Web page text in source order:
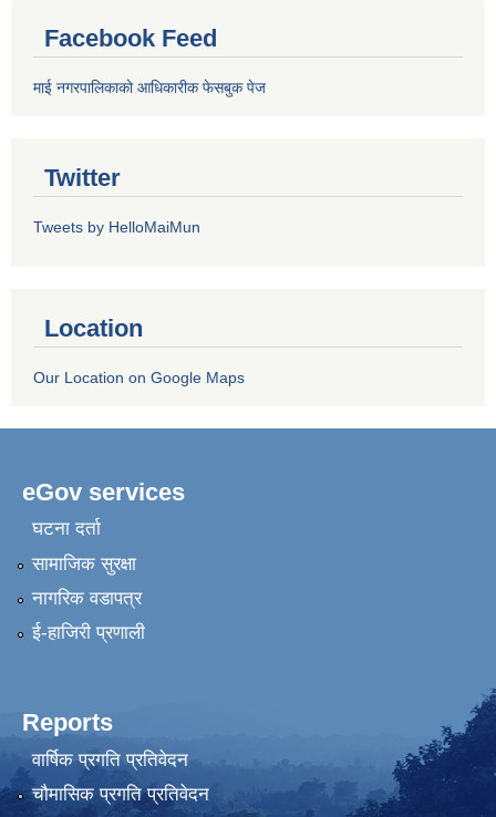
Facebook Feed
माई नगरपालिकाको आधिकारीक फेसबुक पेज
Twitter
Tweets by HelloMaiMun
Location
Our Location on Google Maps
eGov services
घटना दर्ता
सामाजिक सुरक्षा
नागरिक वडापत्र
ई-हाजिरी प्रणाली
Reports
वार्षिक प्रगति प्रतिवेदन
चौमासिक प्रगति प्रतिवेदन